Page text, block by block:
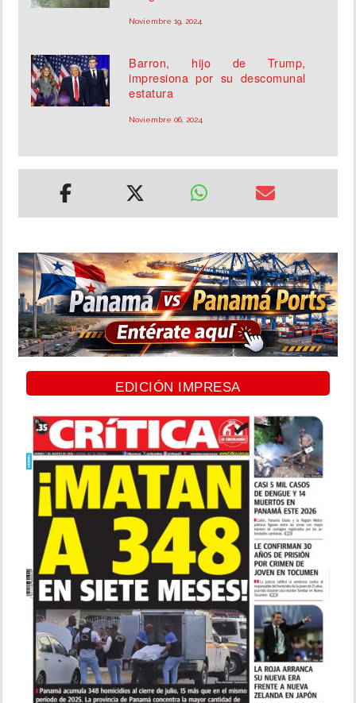
Noviembre 19, 2024
Barron, hijo de Trump,
impresiona por su descomunal
estatura
Noviembre 06, 2024
EDICIÓN IMPRESA